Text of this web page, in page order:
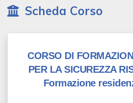
Scheda Corso
CORSO DI
PER LA SICUREZZA
Formazione